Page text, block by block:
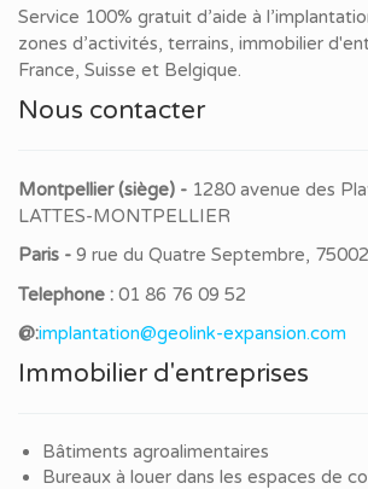
Service 100% gratuit d’aide à
zones d’activités, terrains, immobilier
France, Suisse et Belgique.
Nous contacter
Montpellier (siège) - 1280 avenue des
LATTES-MONTPELLIER
Paris - 9 rue du Quatre Septembre,
Telephone : 01 86 76 09 52
@:implantation@geolink-expansion.com
Immobilier d'entreprises
Bâtiments agroalimentaires
Bureaux à louer dans les espaces de